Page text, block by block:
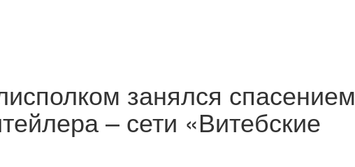
занялся спасением
– сети «Витебские